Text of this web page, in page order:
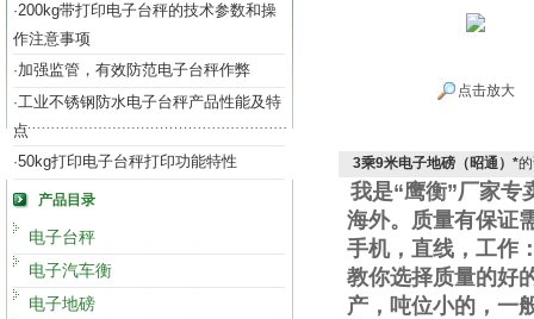
·200kg带打印电子台秤的技术参数和操
作注意事项
·加强监管，有效防范电子台秤作弊
·工业不锈钢防水电子台秤产品性能及特
点
·50kg打印电子台秤打印功能特性
产品目录
电子台秤
电子汽车衡
电子地磅
点击放大
3乘9米电子地磅（昭通）*
我是“鹰衡”厂家专
海外。质量有保证
手机，直线 ，工作
教你选择质量的好
产，吨位小的，一